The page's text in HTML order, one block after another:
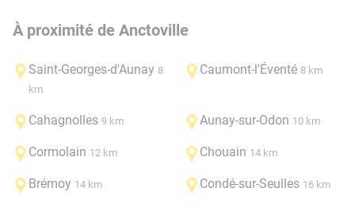
À proximité de Anctoville
Saint-Georges-d'Aunay 8
km
Caumont-l'Éventé 8 km
Cahagnolles 9 km Aunay-sur-Odon 10 km
Cormolain 12 km Chouain 14 km
Brémoy 14 km Condé-sur-Seulles 16 km